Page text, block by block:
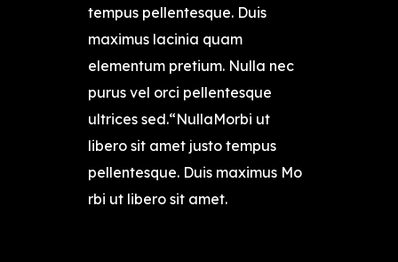
tempus pellentesque. Duis
maximus lacinia quam
elementum pretium. Nulla nec
purus vel orci pellentesque
ultrices sed.“NullaMorbi ut
libero sit amet justo tempus
pellentesque. Duis maximus Mo
rbi ut libero sit amet.